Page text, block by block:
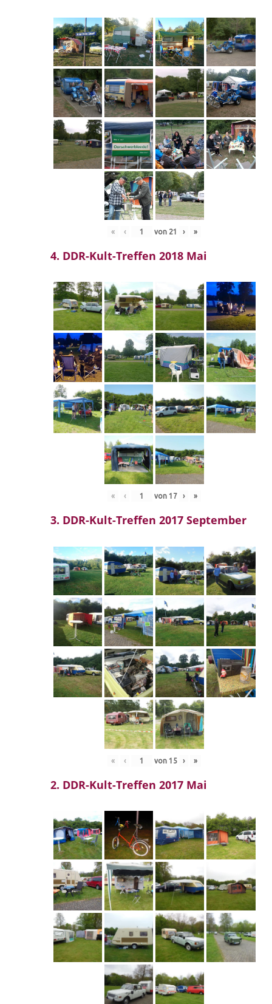
« ‹ von 21 › »
4. DDR-Kult-Treffen 2018 Mai
« ‹ von 17 › »
3. DDR-Kult-Treffen 2017 September
« ‹ von 15 › »
2. DDR-Kult-Treffen 2017 Mai